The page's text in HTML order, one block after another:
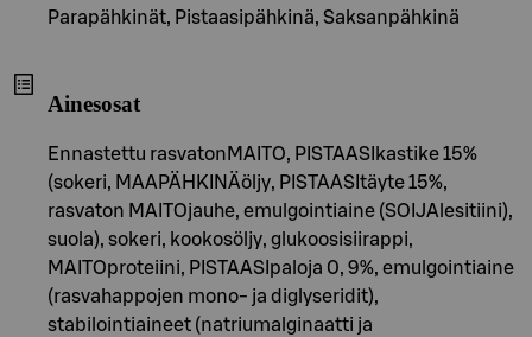
Parapähkinät, Pistaasipähkinä, Saksanpähkinä
Ainesosat
Ennastettu rasvatonMAITO, PISTAASIkastike 15%
(sokeri, MAAPÄHKINÄöljy, PISTAASItäyte 15%,
rasvaton MAITOjauhe, emulgointiaine (SOIJAlesitiini),
suola), sokeri, kookosöljy, glukoosisiirappi,
MAITOproteiini, PISTAASIpaloja 0, 9%, emulgointiaine
(rasvahappojen mono- ja diglyseridit),
stabilointiaineet (natriumalginaatti ja